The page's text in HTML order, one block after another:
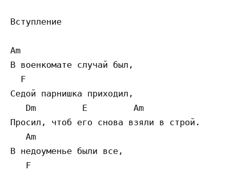
Вступление
Am
В военкомате случай был,
  F
Седой парнишка приходил,
   Dm         E         Am
Просил, чтоб его снова взяли в строй.
   Am
В недоуменье были все,
   F